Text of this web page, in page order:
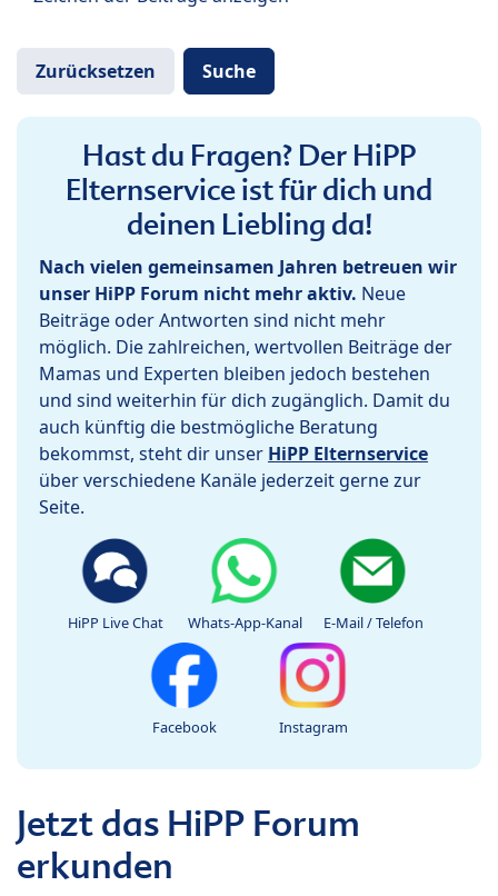
Hast du Fragen? Der HiPP
Elternservice ist für dich und
deinen Liebling da!
Nach vielen gemeinsamen Jahren betreuen wir
unser HiPP Forum nicht mehr aktiv. Neue
Beiträge oder Antworten sind nicht mehr
möglich. Die zahlreichen, wertvollen Beiträge der
Mamas und Experten bleiben jedoch bestehen
und sind weiterhin für dich zugänglich. Damit du
auch künftig die bestmögliche Beratung
bekommst, steht dir unser HiPP Elternservice
über verschiedene Kanäle jederzeit gerne zur
Seite.
HiPP Live Chat Whats-App-Kanal E-Mail / Telefon
Facebook Instagram
Jetzt das HiPP Forum
erkunden